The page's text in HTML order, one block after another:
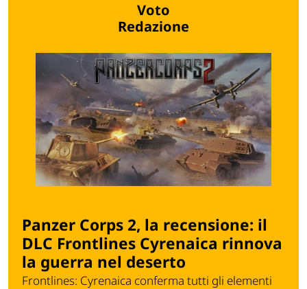
Voto
Redazione
Panzer Corps 2, la recensione: il
DLC Frontlines Cyrenaica rinnova
la guerra nel deserto
Frontlines: Cyrenaica conferma tutti gli elementi